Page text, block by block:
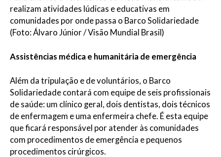
realizam atividades lúdicas e educativas em
comunidades por onde passa o Barco Solidariedade
(Foto: Álvaro Júnior / Visão Mundial Brasil)
Assistências médica e humanitária de emergência
Além da tripulação e de voluntários, o Barco
Solidariedade contará com equipe de seis profissionais
de saúde: um clínico geral, dois dentistas, dois técnicos
de enfermagem e uma enfermeira chefe. É esta equipe
que ficará responsável por atender às comunidades
com procedimentos de emergência e pequenos
procedimentos cirúrgicos.